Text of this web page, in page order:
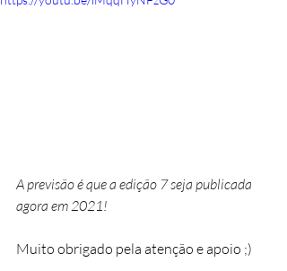
A previsão é que a edição 7 seja publicada
agora em 2021!
Muito obrigado pela atenção e apoio ;)